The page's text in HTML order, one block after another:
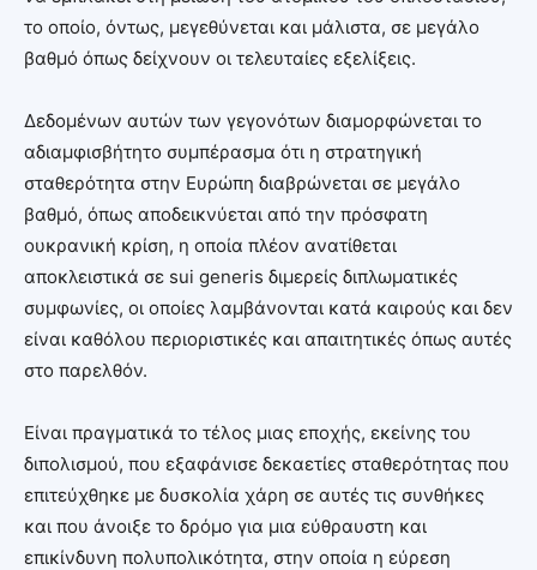
το οποίο, όντως, μεγεθύνεται και μάλιστα, σε μεγάλο
βαθμό όπως δείχνουν οι τελευταίες εξελίξεις.
Δεδομένων αυτών των γεγονότων διαμορφώνεται το
αδιαμφισβήτητο συμπέρασμα ότι η στρατηγική
σταθερότητα στην Ευρώπη διαβρώνεται σε μεγάλο
βαθμό, όπως αποδεικνύεται από την πρόσφατη
ουκρανική κρίση, η οποία πλέον ανατίθεται
αποκλειστικά σε sui generis διμερείς διπλωματικές
συμφωνίες, οι οποίες λαμβάνονται κατά καιρούς και δεν
είναι καθόλου περιοριστικές και απαιτητικές όπως αυτές
στο παρελθόν.
Είναι πραγματικά το τέλος μιας εποχής, εκείνης του
διπολισμού, που εξαφάνισε δεκαετίες σταθερότητας που
επιτεύχθηκε με δυσκολία χάρη σε αυτές τις συνθήκες
και που άνοιξε το δρόμο για μια εύθραυστη και
επικίνδυνη πολυπολικότητα, στην οποία η εύρεση